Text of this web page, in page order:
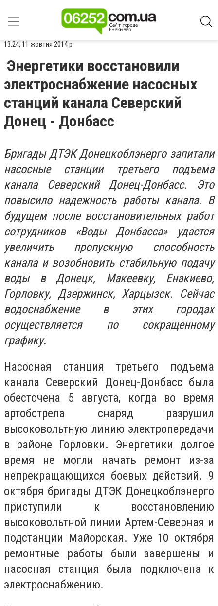
13:24, 11 жовтня 2014 р.
Энергетики восстановили
электроснабжение насосных
станций канала Северский
Донец - Донбасс
Бригады ДТЭК Донецкоблэнерго запитали
насосные станции третьего подъема
канала Северский Донец-Донбасс. Это
повысило надежность работы канала. В
будущем после восстановительных работ
сотрудников «Воды Донбасса» удастся
увеличить пропускную способность
канала и возобновить стабильную подачу
воды в Донецк, Макеевку, Енакиево,
Горловку, Дзержинск, Харцызск. Сейчас
водоснабжение в этих городах
осуществляется по сокращенному
графику.
Насосная станция третьего подъема
канала Северский Донец-Донбасс была
обесточена 5 августа, когда во время
артобстрела снаряд разрушил
высоковольтную линию электропередачи
в районе Горловки. Энергетики долгое
время не могли начать ремонт из-за
непрекращающихся боевых действий. 9
октября бригады ДТЭК Донецкоблэнерго
приступили к восстановлению
высоковольтной линии Артем-Северная и
подстанции Майорская. Уже 10 октября
ремонтные работы были завершены и
насосная станция была подключена к
электроснабжению.